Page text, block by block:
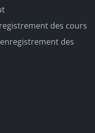
des cours
des